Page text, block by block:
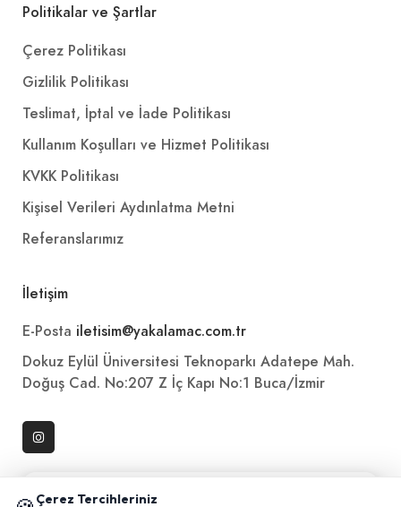
Politikalar ve Şartlar
Çerez Politikası
Gizlilik Politikası
Teslimat, İptal ve İade Politikası
Kullanım Koşulları ve Hizmet Politikası
KVKK Politikası
Kişisel Verileri Aydınlatma Metni
Referanslarımız
İletişim
E-Posta iletisim@yakalamac.com.tr
Dokuz Eylül Üniversitesi Teknoparkı Adatepe Mah.
Doğuş Cad. No:207 Z İç Kapı No:1 Buca/İzmir
Çerez Tercihleriniz
📱 Mobil uygulamamızı keşfedin!